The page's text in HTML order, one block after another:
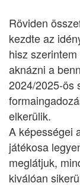
Röviden
kezdte az
hisz
aknázni a
2024/2025-ös
elkerülik.
A képességei
játékosa
meglátjuk,
kiválóan